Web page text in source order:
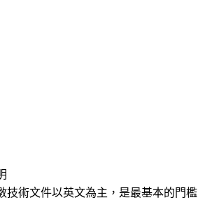
技術文件以英文為主，是最基本的門檻